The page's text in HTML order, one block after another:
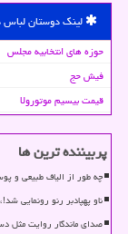
لینک دوستان
حوزه های انتخابیه مجلس
فیش حج
قیمت بیسیم موتورولا
پربیننده ترین ها
چه طور از الیاف طبیعی و
ناو پهپادبر رنو رونمایی
صدای ماندگار روایت مثل